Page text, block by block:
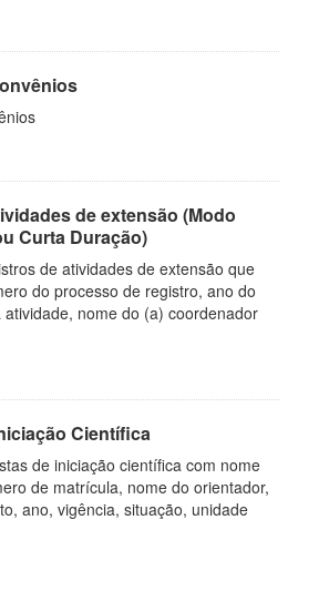
de extensão (Modo
Curta Duração)
de atividades de extensão que
do processo de registro, ano do
nome do (a) coordenador
Científica
de iniciação científica com nome
de matrícula, nome do orientador,
ano, vigência, situação, unidade